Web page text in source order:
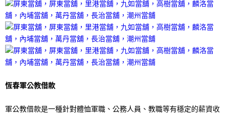
恆春軍公教借款
軍公教借款是一種針對體恤軍職、公務人員、教職等有穩定的薪資收